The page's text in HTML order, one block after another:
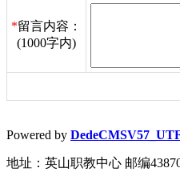
*留言内容：
(1000字内)
Powered by
地址：英山职教中心 邮编